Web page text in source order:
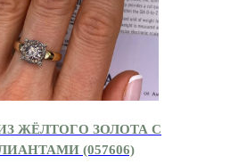
ЖЁЛТОГО ЗОЛОТА С
(057606)